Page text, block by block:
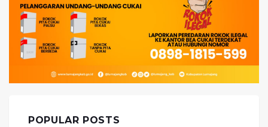
POPULAR POSTS